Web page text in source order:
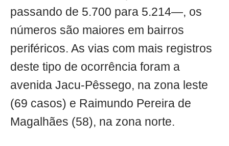
passando de 5.700 para 5.214—, os
números são maiores em bairros
periféricos. As vias com mais registros
deste tipo de ocorrência foram a
avenida Jacu-Pêssego, na zona leste
(69 casos) e Raimundo Pereira de
Magalhães (58), na zona norte.